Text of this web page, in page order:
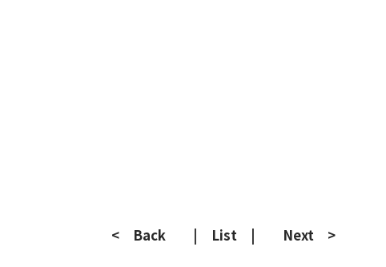
< Back | List | Next >